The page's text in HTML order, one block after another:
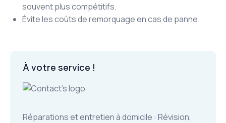
souvent plus compétitifs.
Évite les coûts de remorquage en cas de panne.
À votre service !
Réparations et entretien à domicile : Révision,